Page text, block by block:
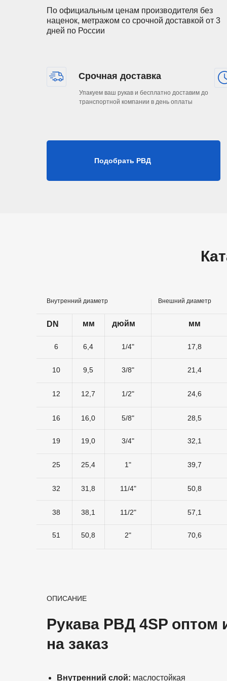
Упакуем ваш рукав и бесплатно доставим до
транспортной компании в день оплаты
Подобрать РВД
По официальным ценам производителя без
наценок, метражом со срочной доставкой от 3
дней по России
Срочная доставка
дюйм
DN мм
мм
9,5
6,4
12,7
16,0
19,0
31,8
38,1
50,8
1/4"
3/8"
1/2"
5/8"
3/4"
1"
11/4"
11/2"
2"
17,8
21,4
24,6
28,5
32,1
39,7
50,8
57,1
70,6
25,4
6
10
12
16
19
25
32
38
51
Внутренний диаметр Внешний диаметр
31,8
50,8
11/4"
2"
50,8
32
ОПИСАНИЕ
Рукава РВД 4SP оптом
на заказ
Внутренний слой: маслостойкая